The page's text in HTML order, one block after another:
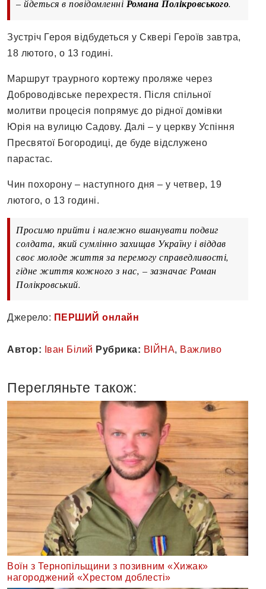
– йдеться в повідомленні Романа Полікровського.
Зустріч Героя відбудеться у Сквері Героїв завтра,
18 лютого, о 13 годині.
Маршрут траурного кортежу проляже через
Доброводівське перехрестя. Після спільної
молитви процесія попрямує до рідної домівки
Юрія на вулицю Садову. Далі – у церкву Успіння
Пресвятої Богородиці, де буде відслужено
парастас.
Чин похорону – наступного дня – у четвер, 19
лютого, о 13 годині.
Просимо прийти і належно вшанувати подвиг
солдата, який сумлінно захищав Україну і віддав
своє молоде життя за перемогу справедливості,
гідне життя кожного з нас, – зазначає Роман
Полікровський.
Джерело: ПЕРШИЙ онлайн
Автор: Іван Білий Рубрика: ВІЙНА, Важливо
Перегляньте також:
Воїн з Тернопільщини з позивним «Хижак»
нагороджений «Хрестом доблесті»